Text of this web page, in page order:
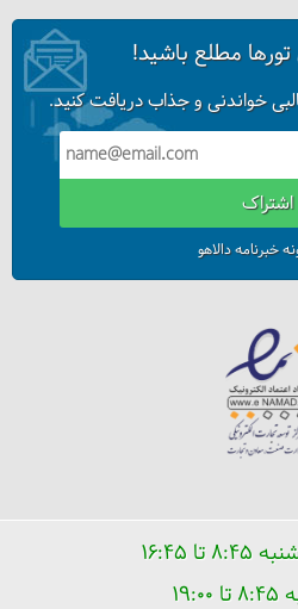
مطلع باشید!
خواندنی و جذاب دریافت کنید.
اشتراک
خبرنامه دالاهو
۱۶:۴۵